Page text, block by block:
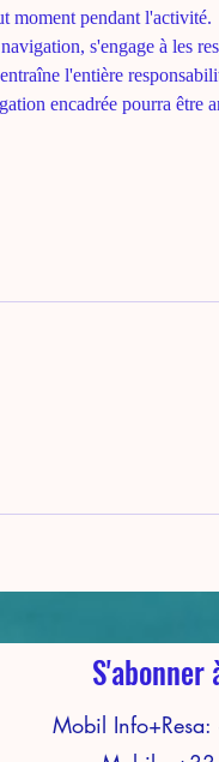
moment pendant l'activité.
s'engage à les
l'entière
encadrée pourra être
S'abonner
Mobil